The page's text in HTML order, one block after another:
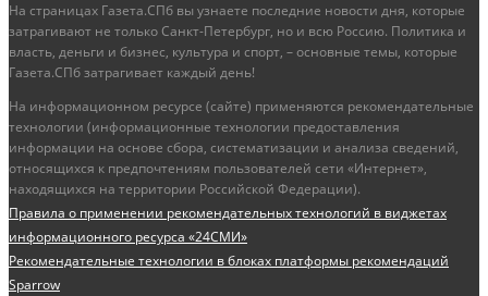
На страницах Газета.СПб вы узнаете последние новости дня, которые
затрагивают не только Санкт-Петербург, но и всю Россию. Политика и
власть, деньги и бизнес, культура и спорт, – основные темы, которые
Газета.СПб затрагивает каждый день!
На информационном ресурсе (сайте) применяются рекомендательные
технологии (информационные технологии предоставления
информации на основе сбора, систематизации и анализа сведений,
относящихся к предпочтениям пользователей сети «Интернет»,
находящихся на территории Российской Федерации).
Правила о применении рекомендательных технологий в виджетах
информационного ресурса «24СМИ»
Рекомендательные технологии в блоках платформы рекомендаций
Sparrow